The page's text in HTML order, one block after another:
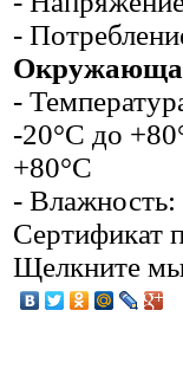
-
-
-20°С до
+80°С
- Влажность:
Сертификат
Щелкните